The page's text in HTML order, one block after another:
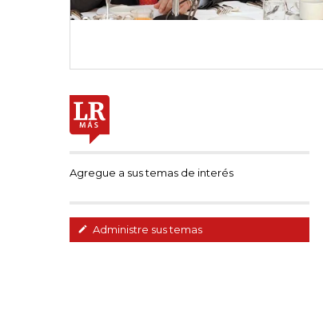
Agregue a sus temas de interés
Administre sus temas